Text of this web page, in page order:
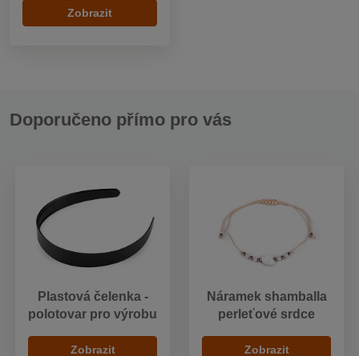
Zobrazit
Doporučeno přímo pro vás
Plastová čelenka -
polotovar pro výrobu
Zobrazit
Náramek shamballa
perleťové srdce
Zobrazit